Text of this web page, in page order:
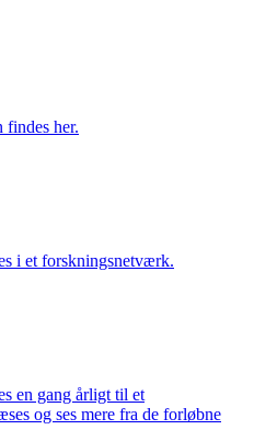
her.
i et forskningsnetværk.
en gang årligt til et
og ses mere fra de forløbne